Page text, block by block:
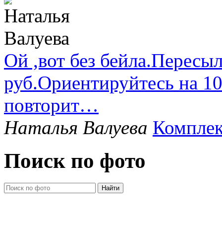
Ой ,вот без
руб.Ориентируйтесь на
повторит…
Наталья Валуева
Поиск по фото